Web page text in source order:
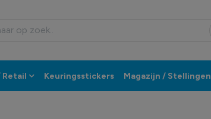
Retail Keuringsstickers Magazijn / Stellingen